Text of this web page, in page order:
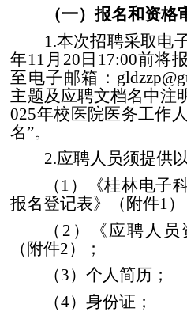
（一）报名和资格
1.本次招聘采取电
年11 月 20 日 17:00前将
至电子邮箱：
主题及应聘文档名中注
025年校医院医务工作
名”。
2.应聘人员须提供
（ 1 ）《桂林电子
报名登记表》（附件1）
（ 2 ）《应聘人员
（附件2）；
（3）个人简历；
（4）身份证；